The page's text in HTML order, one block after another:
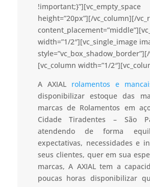
!important;}”][vc_empty_space
height=”20px”][/vc_column][/
width=”1/2″][vc_single_image
[vc_column width=”1/
A AXIAL rolamentos e
disponibilizar estoque das
marcas de Rolamentos em
Cidade Tiradentes – São
atendendo de forma
expectativas, necessidades e
seus clientes, quer em sua
marcas, A AXIAL tem a
poucas horas disponibilizar